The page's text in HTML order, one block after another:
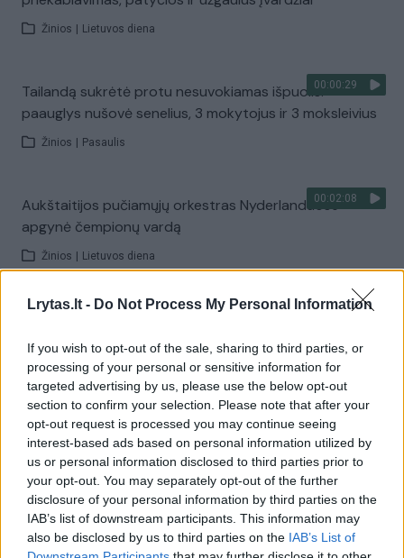
Lrytas.lt - Do Not Process My Personal Information
If you wish to opt-out of the sale, sharing to third parties, or
processing of your personal or sensitive information for
targeted advertising by us, please use the below opt-out
section to confirm your selection. Please note that after your
opt-out request is processed you may continue seeing
interest-based ads based on personal information utilized by
us or personal information disclosed to third parties prior to
your opt-out. You may separately opt-out of the further
disclosure of your personal information by third parties on the
IAB’s list of downstream participants. This information may
also be disclosed by us to third parties on the IAB’s List of
Žinios Lietuvos diena
00:00:29
Tailandą sukrėtė protu nesuvokiamas išpuolis:
paauglys nušovė senelius, 3 mokytojus ir 3 moksleivius
Žinios Pasaulis
00:02:08
Aukštaitijos pučiamųjų orkestras Nyderlanduose
apgynė čempionų vardą
Žinios Lietuvos diena
Visi įrašai
Žiūrimiausi įrašai
00:00:30
Vaizdai iš tragiškos avarijos Vilniaus r.: dviejų moterų ir
vaiko gyvybių išgelbėti nepavyko
Žinios Lietuvos diena